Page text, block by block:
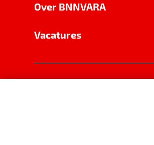
Over BNNVARA
Vacatures
Cookie-